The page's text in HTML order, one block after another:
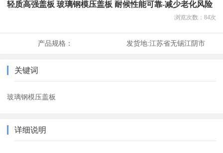
轻质高强盖板 玻璃钢模压盖板 耐候性能可靠-减少老化风险
浏览次数： 84次
产品规格： 发货地:江苏省无锡江阴市
关键词
玻璃钢模压盖板
详细说明